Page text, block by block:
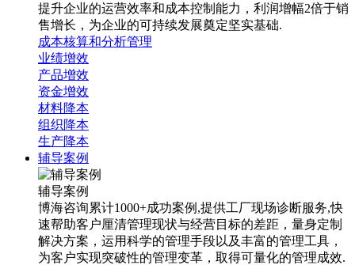
提升企业的运营效率和成本控制能力，利润增幅2倍于销
售增长，为企业的可持续发展奠定坚实基础.
成本核算和分析管理
业绩增效
产品增效
资金增效
材料降本
组织降本
生产降本
辅导案例
辅导案例
博海咨询累计1000+成功案例,提供工厂现场诊断服务,快
速帮助客户厘清管理现状与经营目标的差距，量身定制
解决方案，运用科学的管理手段以及丰富的管理工具，
为客户实现突破性的管理变革，取得可量化的管理成效.